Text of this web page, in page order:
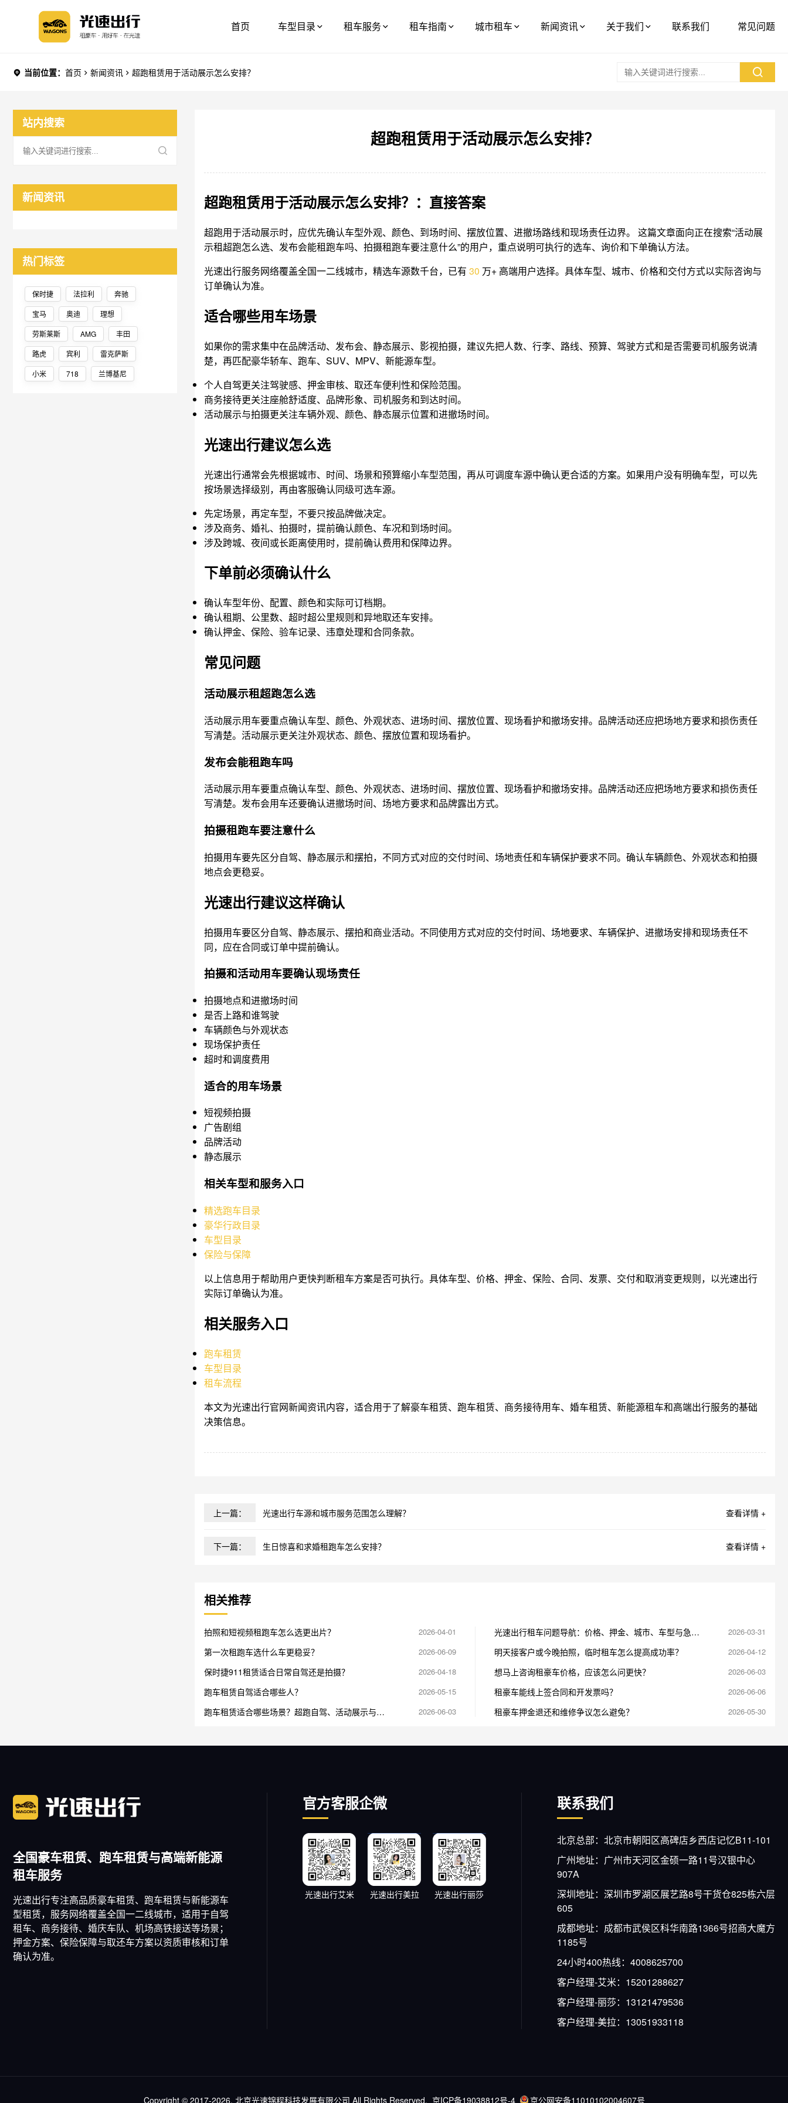
首页 车型目录 租车服务 租车指南 城市租车 新闻资讯 关于我们 联系我们 常见问题
当前位置： 首页 新闻资讯 超跑租赁用于活动展示怎么安排？
站内搜索
新闻资讯
热门标签
保时捷 法拉利
奔驰
宝马
奥迪
理想
劳斯莱斯
AMG
丰田
路虎
宾利
雷克萨斯
小米
718 兰博基尼
超跑租赁用于活动展示怎么安排？
超跑租赁用于活动展示怎么安排？：直接答案
超跑用于活动展示时，应优先确认车型外观、颜色、到场时间、摆放位置、进撤场路线和现场责任边界。 这篇文章面向正在搜索“活动展
示租超跑怎么选、发布会能租跑车吗、拍摄租跑车要注意什么”的用户，重点说明可执行的选车、询价和下单确认方法。
光速出行服务网络覆盖全国一二线城市，精选车源数千台，已有 30 万+ 高端用户选择。具体车型、城市、价格和交付方式以实际咨询与
订单确认为准。
适合哪些用车场景
如果你的需求集中在品牌活动、发布会、静态展示、影视拍摄，建议先把人数、行李、路线、预算、驾驶方式和是否需要司机服务说清
楚，再匹配豪华轿车、跑车、SUV、MPV、新能源车型。
个人自驾更关注驾驶感、押金审核、取还车便利性和保险范围。
商务接待更关注座舱舒适度、品牌形象、司机服务和到达时间。
活动展示与拍摄更关注车辆外观、颜色、静态展示位置和进撤场时间。
光速出行建议怎么选
光速出行通常会先根据城市、时间、场景和预算缩小车型范围，再从可调度车源中确认更合适的方案。如果用户没有明确车型，可以先
按场景选择级别，再由客服确认同级可选车源。
先定场景，再定车型，不要只按品牌做决定。
涉及商务、婚礼、拍摄时，提前确认颜色、车况和到场时间。
涉及跨城、夜间或长距离使用时，提前确认费用和保障边界。
下单前必须确认什么
确认车型年份、配置、颜色和实际可订档期。
确认租期、公里数、超时超公里规则和异地取还车安排。
确认押金、保险、验车记录、违章处理和合同条款。
常见问题
活动展示租超跑怎么选
活动展示用车要重点确认车型、颜色、外观状态、进场时间、摆放位置、现场看护和撤场安排。品牌活动还应把场地方要求和损伤责任
写清楚。活动展示更关注外观状态、颜色、摆放位置和现场看护。
发布会能租跑车吗
活动展示用车要重点确认车型、颜色、外观状态、进场时间、摆放位置、现场看护和撤场安排。品牌活动还应把场地方要求和损伤责任
写清楚。发布会用车还要确认进撤场时间、场地方要求和品牌露出方式。
拍摄租跑车要注意什么
拍摄用车要先区分自驾、静态展示和摆拍，不同方式对应的交付时间、场地责任和车辆保护要求不同。确认车辆颜色、外观状态和拍摄
地点会更稳妥。
光速出行建议这样确认
拍摄用车要区分自驾、静态展示、摆拍和商业活动。不同使用方式对应的交付时间、场地要求、车辆保护、进撤场安排和现场责任不
同，应在合同或订单中提前确认。
拍摄和活动用车要确认现场责任
拍摄地点和进撤场时间
是否上路和谁驾驶
车辆颜色与外观状态
现场保护责任
超时和调度费用
适合的用车场景
短视频拍摄
广告剧组
品牌活动
静态展示
相关车型和服务入口
精选跑车目录
豪华行政目录
车型目录
保险与保障
以上信息用于帮助用户更快判断租车方案是否可执行。具体车型、价格、押金、保险、合同、发票、交付和取消变更规则，以光速出行
实际订单确认为准。
相关服务入口
跑车租赁
车型目录
租车流程
本文为光速出行官网新闻资讯内容，适合用于了解豪车租赁、跑车租赁、商务接待用车、婚车租赁、新能源租车和高端出行服务的基础
决策信息。
上一篇： 查看详情 +
光速出行车源和城市服务范围怎么理解？
下一篇： 查看详情 +
生日惊喜和求婚租跑车怎么安排？
相关推荐
拍照和短视频租跑车怎么选更出片？ 2026-04-01
第一次租跑车选什么车更稳妥？ 2026-06-09
保时捷911租赁适合日常自驾还是拍摄？ 2026-04-18
跑车租赁自驾适合哪些人？ 2026-05-15
跑车租赁适合哪些场景？超跑自驾、活动展示与婚
2026-06-03
光速出行租车问题导航：价格、押金、城市、车型与急单
2026-03-31
明天接客户或今晚拍照，临时租车怎么提高成功率？ 2026-04-12
想马上咨询租豪车价格，应该怎么问更快？ 2026-06-03
租豪车能线上签合同和开发票吗？ 2026-06-06
租豪车押金退还和维修争议怎么避免？ 2026-05-30
全国豪车租赁、跑车租赁与高端新能源
租车服务
光速出行专注高品质豪车租赁、跑车租赁与新能源车
型租赁，服务网络覆盖全国一二线城市，适用于自驾
租车、商务接待、婚庆车队、机场高铁接送等场景；
押金方案、保险保障与取还车方案以资质审核和订单
确认为准。
官方客服企微
光速出行艾米 光速出行美拉 光速出行丽莎
联系我们
北京总部：北京市朝阳区高碑店乡西店记忆B11-101
广州地址：广州市天河区金硕一路11号汉银中心
907A
深圳地址：深圳市罗湖区展艺路8号干货仓825栋六层
605
成都地址：成都市武侯区科华南路1366号招商大魔方
1185号
24小时400热线：4008625700
客户经理-艾米：15201288627
客户经理-丽莎：13121479536
客户经理-美拉：13051933118
Copyright © 2017-2026, 北京光速锦程科技发展有限公司 All Rights Reserved. 京ICP备19038812号-4 京公网安备11010102004607号